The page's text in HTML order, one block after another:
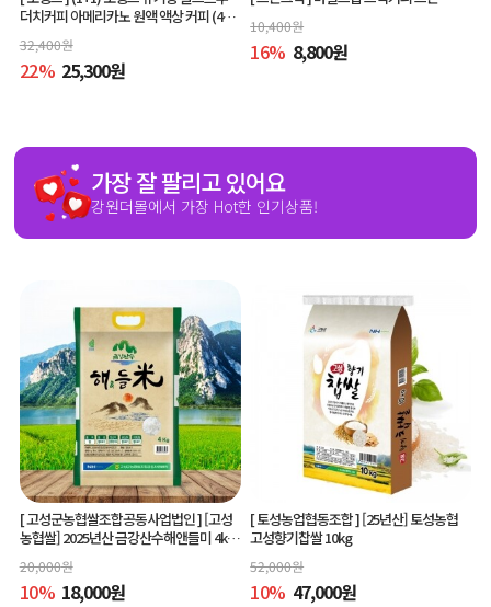
더치커피 아메리카노 원액 액상 커피 (400
ml x 2개, 교차 구매 가능)
32,400원
22% 25,300원
10,400원
16% 8,800원
가장 잘 팔리고 있어요
강원더몰에서 가장 Hot한 인기상품!
[ 고성군농협쌀조합공동사업법인 ][고성
농협쌀] 2025년산 금강산수해앤들미 4kg
(상등급) 당일도정
20,000원
10% 18,000원
[ 토성농업협동조합 ][25년산] 토성농협
고성향기찹쌀 10kg
52,000원
10% 47,000원